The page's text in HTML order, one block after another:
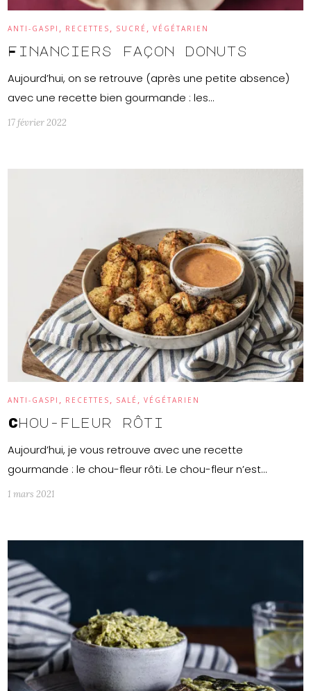
ANTI-GASPI RECETTES SUCRÉ VÉGÉTARIEN
Financiers façon donuts
Aujourd’hui, on se retrouve (après une petite absence)
avec une recette bien gourmande : les…
17 février 2022
ANTI-GASPI , RECETTES , SALÉ , VÉGÉTARIEN
Chou-fleur rôti
Aujourd’hui, je vous retrouve avec une recette
gourmande : le chou-fleur rôti. Le chou-fleur n’est…
1 mars 2021